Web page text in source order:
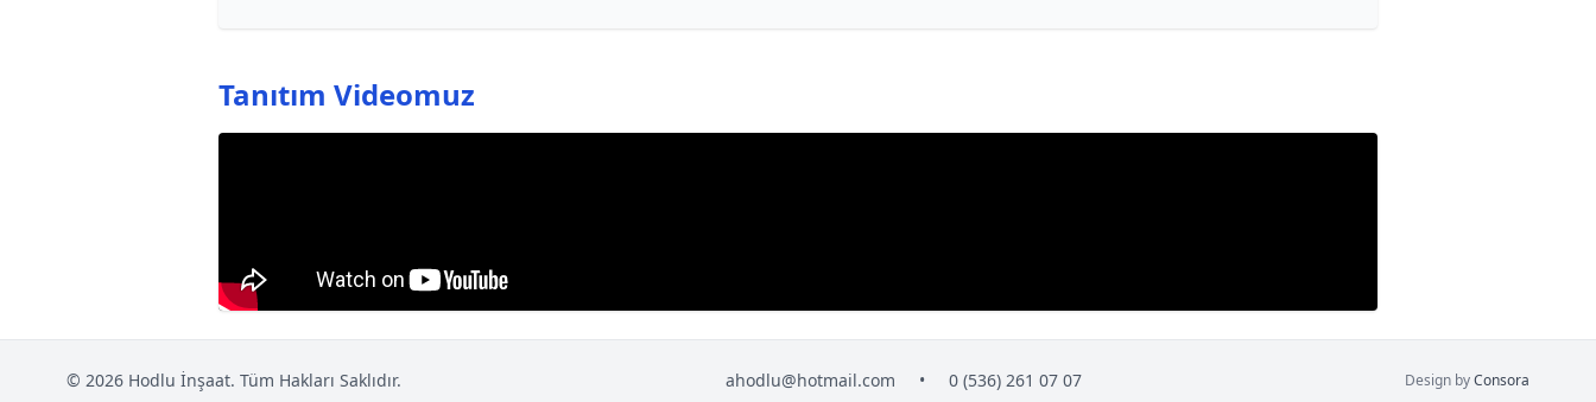
Tanıtım Videomuz
© 2026 Hodlu İnşaat. Tüm Hakları Saklıdır. ahodlu@hotmail.com • 0 (536) 261 07 07 Design byConsora